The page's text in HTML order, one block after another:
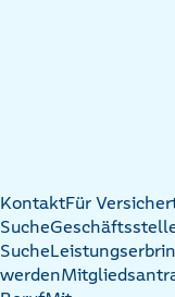
KontaktFür
Suche
Suche
werden